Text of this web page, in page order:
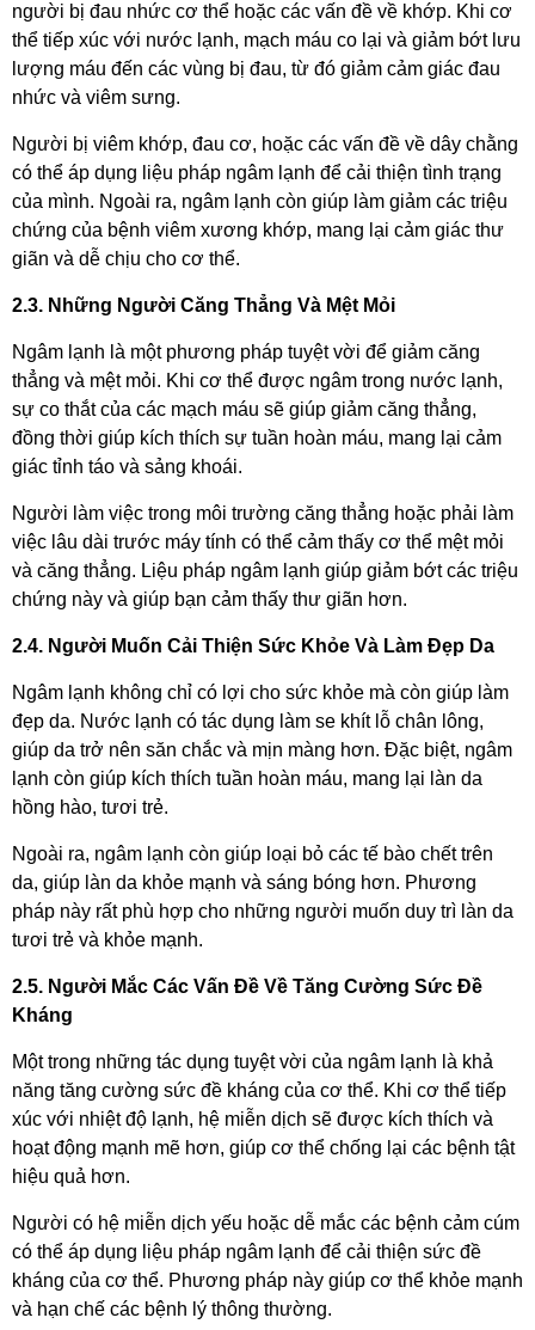
người bị đau nhức cơ thể hoặc các vấn đề về khớp. Khi cơ
thể tiếp xúc với nước lạnh, mạch máu co lại và giảm bớt lưu
lượng máu đến các vùng bị đau, từ đó giảm cảm giác đau
nhức và viêm sưng.
Người bị viêm khớp, đau cơ, hoặc các vấn đề về dây chằng
có thể áp dụng liệu pháp ngâm lạnh để cải thiện tình trạng
của mình. Ngoài ra, ngâm lạnh còn giúp làm giảm các triệu
chứng của bệnh viêm xương khớp, mang lại cảm giác thư
giãn và dễ chịu cho cơ thể.
2.3. Những Người Căng Thẳng Và Mệt Mỏi
Ngâm lạnh là một phương pháp tuyệt vời để giảm căng
thẳng và mệt mỏi. Khi cơ thể được ngâm trong nước lạnh,
sự co thắt của các mạch máu sẽ giúp giảm căng thẳng,
đồng thời giúp kích thích sự tuần hoàn máu, mang lại cảm
giác tỉnh táo và sảng khoái.
Người làm việc trong môi trường căng thẳng hoặc phải làm
việc lâu dài trước máy tính có thể cảm thấy cơ thể mệt mỏi
và căng thẳng. Liệu pháp ngâm lạnh giúp giảm bớt các triệu
chứng này và giúp bạn cảm thấy thư giãn hơn.
2.4. Người Muốn Cải Thiện Sức Khỏe Và Làm Đẹp Da
Ngâm lạnh không chỉ có lợi cho sức khỏe mà còn giúp làm
đẹp da. Nước lạnh có tác dụng làm se khít lỗ chân lông,
giúp da trở nên săn chắc và mịn màng hơn. Đặc biệt, ngâm
lạnh còn giúp kích thích tuần hoàn máu, mang lại làn da
hồng hào, tươi trẻ.
Ngoài ra, ngâm lạnh còn giúp loại bỏ các tế bào chết trên
da, giúp làn da khỏe mạnh và sáng bóng hơn. Phương
pháp này rất phù hợp cho những người muốn duy trì làn da
tươi trẻ và khỏe mạnh.
2.5. Người Mắc Các Vấn Đề Về Tăng Cường Sức Đề
Kháng
Một trong những tác dụng tuyệt vời của ngâm lạnh là khả
năng tăng cường sức đề kháng của cơ thể. Khi cơ thể tiếp
xúc với nhiệt độ lạnh, hệ miễn dịch sẽ được kích thích và
hoạt động mạnh mẽ hơn, giúp cơ thể chống lại các bệnh tật
hiệu quả hơn.
Người có hệ miễn dịch yếu hoặc dễ mắc các bệnh cảm cúm
có thể áp dụng liệu pháp ngâm lạnh để cải thiện sức đề
kháng của cơ thể. Phương pháp này giúp cơ thể khỏe mạnh
và hạn chế các bệnh lý thông thường.